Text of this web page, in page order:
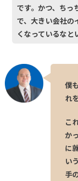
です。かつ、ちっ
で、大きい会社の
くなっているなと
僕
れ
こ
か
に
い
手